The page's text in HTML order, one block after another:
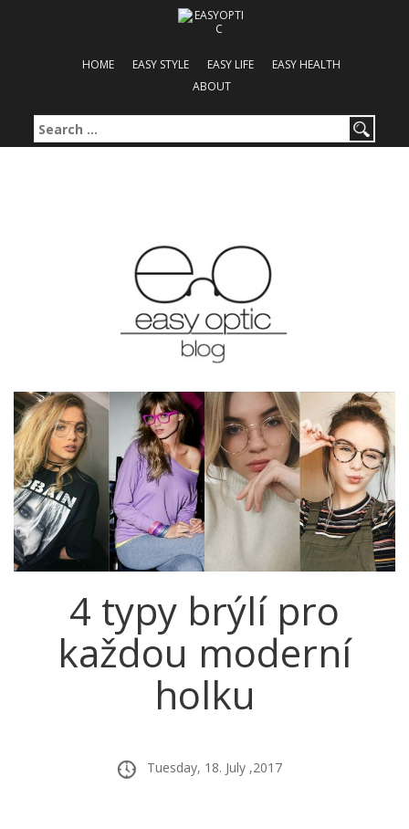
HOME EASY STYLE EASY LIFE
EASY HEALTH
ABOUT
Search for:
4 typy brýlí pro
každou moderní
holku
Tuesday, 18. July ,2017